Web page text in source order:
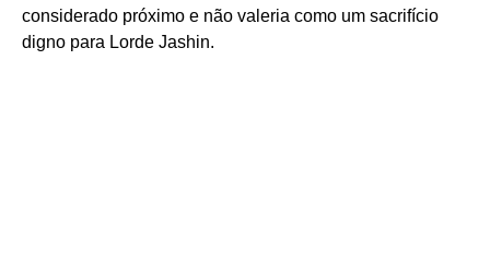
considerado próximo e não valeria como um sacrifício
digno para Lorde Jashin.